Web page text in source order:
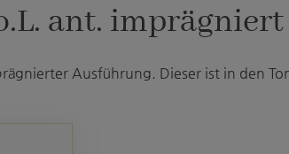
ant. imprägniert
Ausführung. Dieser ist in den